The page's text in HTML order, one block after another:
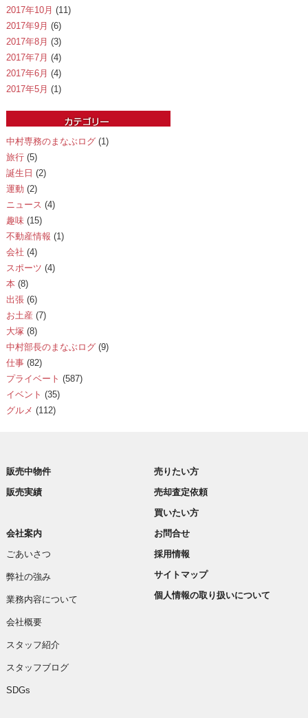
2017年10月 (11)
2017年9月 (6)
2017年8月 (3)
2017年7月 (4)
2017年6月 (4)
2017年5月 (1)
中村専務のまなぶログ(1)
旅行(5)
誕生日 (2)
運動 (2)
ニュース (4)
趣味(15)
不動産情報 (1)
会社 (4)
スポーツ (4)
本(8)
出張(6)
お土産 (7)
大塚(8)
中村部長のまなぶログ(9)
仕事(82)
プライベート (587)
イベント (35)
グルメ (112)
販売中物件
販売実績
売りたい方
売却査定依頼
買いたい方
会社案内
ごあいさつ
弊社の強み
業務内容について
会社概要
スタッフ紹介
スタッフブログ
SDGs
お問合せ
採用情報
サイトマップ
個人情報の取り扱いについて